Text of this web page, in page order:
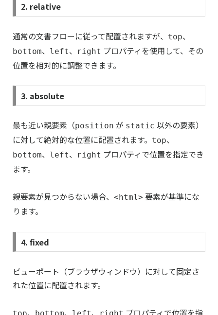
2. relative
通常の文書フローに従って配置されますが、 top、
bottom、 left、 right プロパティを使用して、その
位置を相対的に調整できます。
3. absolute
最も近い親要素（position が static 以外の要素）
に対して絶対的な位置に配置されます。 top、
bottom、 left、 right プロパティで位置を指定でき
ます。
親要素が見つからない場合、 <html> 要素が基準にな
ります。
4. fixed
ビューポート（ブラウザウィンドウ）に対して固定さ
れた位置に配置されます。
、 、 、
プロパティで位置を指